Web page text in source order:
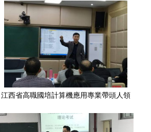
江西省高職國培計算機應用專業帶頭人領
技術培訓深化與創新